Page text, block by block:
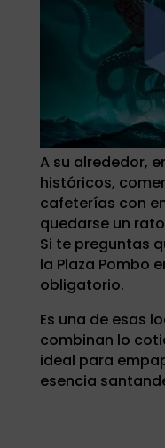
A su alrededor,
históricos,
cafeterías con
quedarse un
Si te preguntas
la Plaza Pombo
obligatorio.
Es una de esas
combinan lo
ideal para
esencia